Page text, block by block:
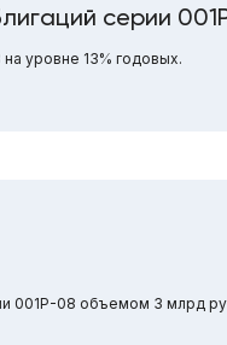
серии
уровне 13% годовых.
001Р-08 объемом 3 млрд